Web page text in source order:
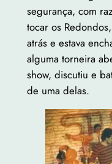
segurança, com
tocar os
atrás e estava
alguma torneira
show, discutiu e
de uma delas.